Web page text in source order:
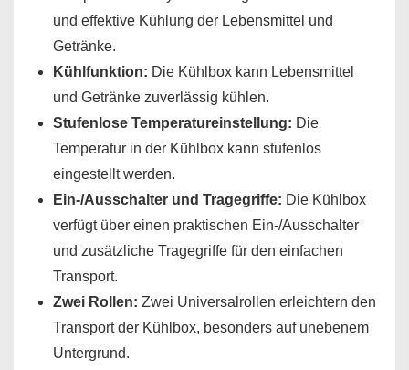
und effektive Kühlung der Lebensmittel und
Getränke.
Kühlfunktion: Die Kühlbox kann Lebensmittel
und Getränke zuverlässig kühlen.
Stufenlose Temperatureinstellung: Die
Temperatur in der Kühlbox kann stufenlos
eingestellt werden.
Ein-/Ausschalter und Tragegriffe: Die Kühlbox
verfügt über einen praktischen Ein-/Ausschalter
und zusätzliche Tragegriffe für den einfachen
Transport.
Zwei Rollen: Zwei Universalrollen erleichtern den
Transport der Kühlbox, besonders auf unebenem
Untergrund.